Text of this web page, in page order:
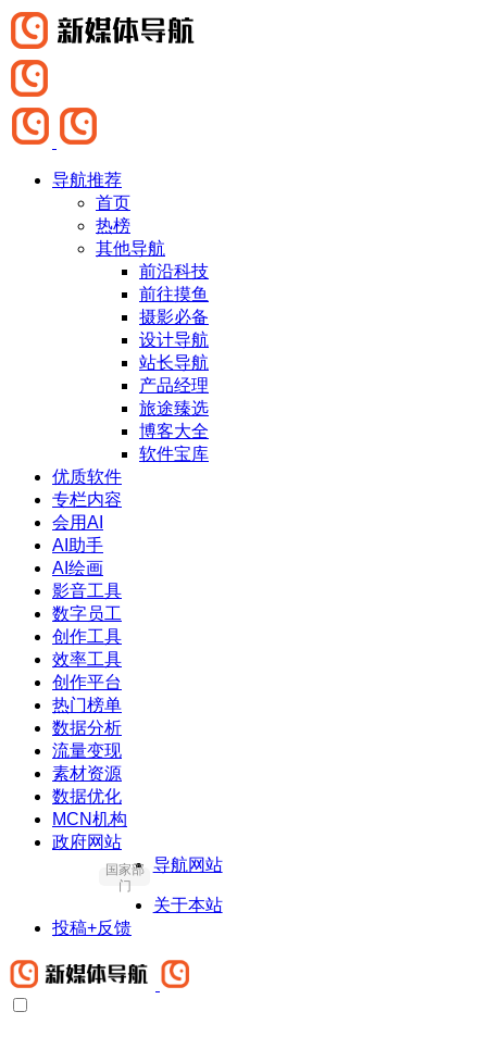
导航推荐
首页
热榜
其他导航
前沿科技
前往摸鱼
摄影必备
设计导航
站长导航
产品经理
旅途臻选
博客大全
软件宝库
优质软件
专栏内容
会用AI
AI助手
AI绘画
影音工具
数字员工
创作工具
效率工具
创作平台
热门榜单
数据分析
流量变现
素材资源
数据优化
MCN机构
政府网站
国家部
门
导航网站
关于本站
投稿+反馈